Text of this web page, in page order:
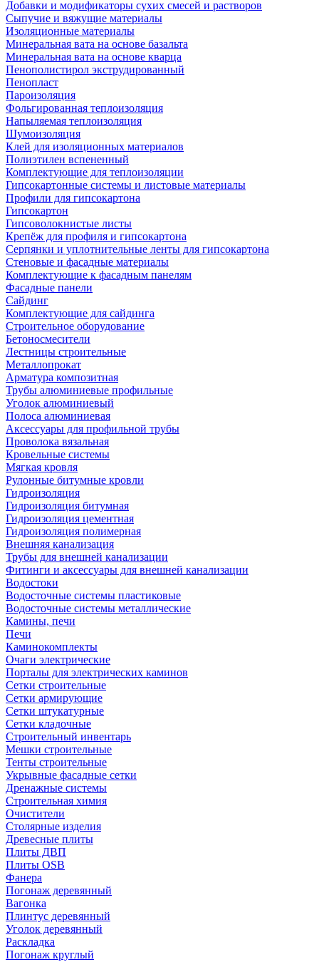
Добавки и модификаторы сухих смесей и растворов
Сыпучие и вяжущие материалы
Изоляционные материалы
Минеральная вата на основе базальта
Минеральная вата на основе кварца
Пенополистирол экструдированный
Пенопласт
Пароизоляция
Фольгированная теплоизоляция
Напыляемая теплоизоляция
Шумоизоляция
Клей для изоляционных материалов
Полиэтилен вспененный
Комплектующие для теплоизоляции
Гипсокартонные системы и листовые материалы
Профили для гипсокартона
Гипсокартон
Гипсоволокнистые листы
Крепёж для профиля и гипсокартона
Серпянки и уплотнительные ленты для гипсокартона
Стеновые и фасадные материалы
Комплектующие к фасадным панелям
Фасадные панели
Сайдинг
Комплектующие для сайдинга
Строительное оборудование
Бетоносмесители
Лестницы строительные
Металлопрокат
Арматура композитная
Трубы алюминиевые профильные
Уголок алюминиевый
Полоса алюминиевая
Аксессуары для профильной трубы
Проволока вязальная
Кровельные системы
Мягкая кровля
Рулонные битумные кровли
Гидроизоляция
Гидроизоляция битумная
Гидроизоляция цементная
Гидроизоляция полимерная
Внешняя канализация
Трубы для внешней канализации
Фитинги и аксессуары для внешней канализации
Водостоки
Водосточные системы пластиковые
Водосточные системы металлические
Камины, печи
Печи
Каминокомплекты
Очаги электрические
Порталы для электрических каминов
Сетки строительные
Сетки армирующие
Сетки штукатурные
Сетки кладочные
Строительный инвентарь
Мешки строительные
Тенты строительные
Укрывные фасадные сетки
Дренажные системы
Строительная химия
Очистители
Столярные изделия
Древесные плиты
Плиты ДВП
Плиты OSB
Фанера
Погонаж деревянный
Вагонка
Плинтус деревянный
Уголок деревянный
Раскладка
Погонаж круглый